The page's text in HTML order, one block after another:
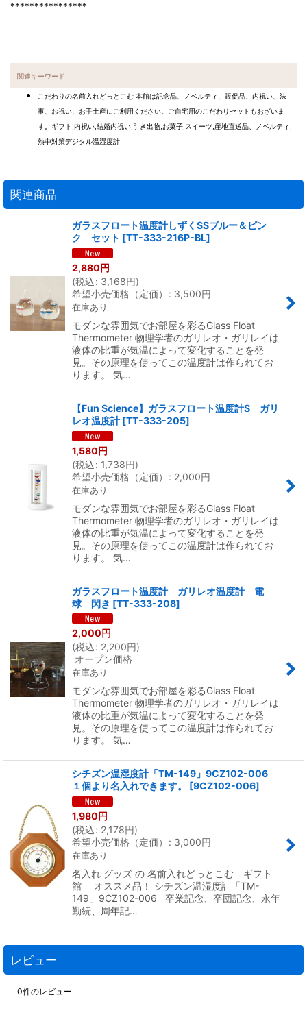
****************
関連キーワード
こだわりの名前入れどっとこむ 本館は記念品、ノベルティ、販促品、内祝い、法
事、お祝い、お手土産にご利用ください。ご自宅用のこだわりセットもおざいま
す。ギフト,内祝い,結婚内祝い,引き出物,お菓子,スイーツ,産地直送品、ノベルティ,
熱中対策デジタル温湿度計
関連商品
ガラスフロート温度計しずくSSブルー＆ピン
ク セット [TT-333-216P-BL]
2,880円
(税込: 3,168円)
希望小売価格（定価）
: 3,500円
在庫あり
モダンな雰囲気でお部屋を彩るGlass Float
Thermometer 物理学者のガリレオ・ガリレイは
液体の比重が気温によって変化することを発
見。その原理を使ってこの温度計は作られてお
ります。 気…
【Fun Science】ガラスフロート温度計S ガリ
レオ温度計 [TT-333-205]
1,580円
(税込: 1,738円)
希望小売価格（定価）
: 2,000円
在庫あり
モダンな雰囲気でお部屋を彩るGlass Float
Thermometer 物理学者のガリレオ・ガリレイは
液体の比重が気温によって変化することを発
見。その原理を使ってこの温度計は作られてお
ります。 気…
ガラスフロート温度計 ガリレオ温度計 電
球 閃き [TT-333-208]
2,000円
(税込: 2,200円)
オープン価格
在庫あり
モダンな雰囲気でお部屋を彩るGlass Float
Thermometer 物理学者のガリレオ・ガリレイは
液体の比重が気温によって変化することを発
見。その原理を使ってこの温度計は作られてお
ります。 気…
シチズン温湿度計「TM-149」9CZ102-006
１個より名入れできます。
[9CZ102-006]
1,980円
(税込: 2,178円)
希望小売価格（定価）
: 3,000円
在庫あり
名入れ グッズ の 名前入れどっとこむ ギフト
館 オススメ品！ シチズン温湿度計「TM-
149」9CZ102-006 卒業記念、卒団記念、永年
勤続、周年記…
レビュー
0件のレビュー